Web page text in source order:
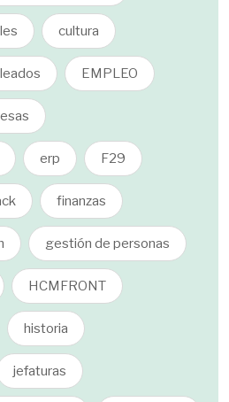
cultura
EMPLEO
erp F29
finanzas
gestión de personas
HCMFRONT
historia
jefaturas